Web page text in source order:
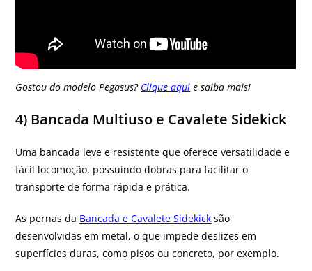
Gostou do modelo Pegasus? Clique aqui e saiba mais!
4) Bancada Multiuso e Cavalete Sidekick
Uma bancada leve e resistente que oferece versatilidade e
fácil locomoção, possuindo dobras para facilitar o
transporte de forma rápida e prática.
As pernas da Bancada e Cavalete Sidekick são
desenvolvidas em metal, o que impede deslizes em
superfícies duras, como pisos ou concreto, por exemplo.